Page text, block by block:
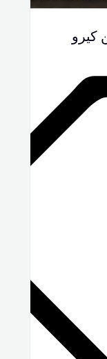
كيرو